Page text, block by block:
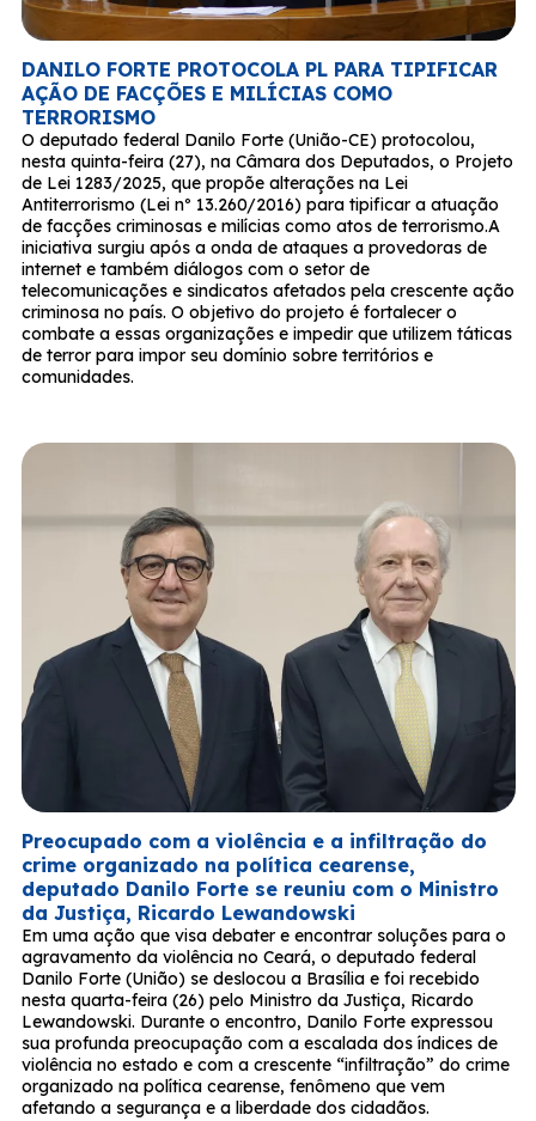
DANILO FORTE PROTOCOLA PL PARA TIPIFICAR
AÇÃO DE FACÇÕES E MILÍCIAS COMO
TERRORISMO
O deputado federal Danilo Forte (União-CE) protocolou,
nesta quinta-feira (27), na Câmara dos Deputados, o Projeto
de Lei 1283/2025, que propõe alterações na Lei
Antiterrorismo (Lei nº 13.260/2016) para tipificar a atuação
de facções criminosas e milícias como atos de terrorismo.A
iniciativa surgiu após a onda de ataques a provedoras de
internet e também diálogos com o setor de
telecomunicações e sindicatos afetados pela crescente ação
criminosa no país. O objetivo do projeto é fortalecer o
combate a essas organizações e impedir que utilizem táticas
de terror para impor seu domínio sobre territórios e
comunidades.
Preocupado com a violência e a infiltração do
crime organizado na política cearense,
deputado Danilo Forte se reuniu com o Ministro
da Justiça, Ricardo Lewandowski
Em uma ação que visa debater e encontrar soluções para o
agravamento da violência no Ceará, o deputado federal
Danilo Forte (União) se deslocou a Brasília e foi recebido
nesta quarta-feira (26) pelo Ministro da Justiça, Ricardo
Lewandowski. Durante o encontro, Danilo Forte expressou
sua profunda preocupação com a escalada dos índices de
violência no estado e com a crescente “infiltração” do crime
organizado na política cearense, fenômeno que vem
afetando a segurança e a liberdade dos cidadãos.